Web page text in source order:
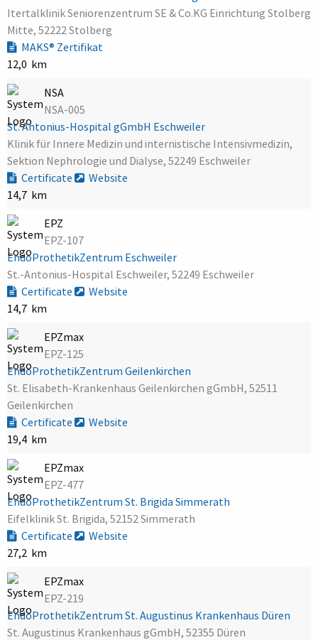
Itertalklinik Seniorenzentrum SE & Co.KG Einrichtung Stolberg
Mitte, 52222 Stolberg
MAKS® Zertifikat
12,0 km
NSA
NSA-005
St. Antonius-Hospital gGmbH Eschweiler
Klinik für Innere Medizin und internistische Intensivmedizin,
Sektion Nephrologie und Dialyse, 52249 Eschweiler
Certificate
Website
14,7 km
EPZ
EPZ-107
EndoProthetikZentrum Eschweiler
St.-Antonius-Hospital Eschweiler, 52249 Eschweiler
Certificate
Website
14,7 km
EPZmax
EPZ-125
EndoProthetikZentrum Geilenkirchen
St. Elisabeth-Krankenhaus Geilenkirchen gGmbH, 52511
Geilenkirchen
Certificate
Website
19,4 km
EPZmax
EPZ-477
EndoProthetikZentrum St. Brigida Simmerath
Eifelklinik St. Brigida, 52152 Simmerath
Certificate
Website
27,2 km
EPZmax
EPZ-219
EndoProthetikZentrum St. Augustinus Krankenhaus Düren
St. Augustinus Krankenhaus gGmbH, 52355 Düren